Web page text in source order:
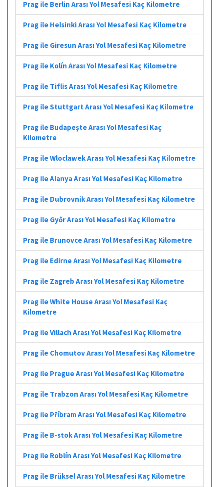
Prag ile Berlin Arası Yol Mesafesi Kaç Kilometre
Prag ile Helsinki Arası Yol Mesafesi Kaç Kilometre
Prag ile Giresun Arası Yol Mesafesi Kaç Kilometre
Prag ile Kolín Arası Yol Mesafesi Kaç Kilometre
Prag ile Tiflis Arası Yol Mesafesi Kaç Kilometre
Prag ile Stuttgart Arası Yol Mesafesi Kaç Kilometre
Prag ile Budapeşte Arası Yol Mesafesi Kaç
Kilometre
Prag ile Wloclawek Arası Yol Mesafesi Kaç Kilometre
Prag ile Alanya Arası Yol Mesafesi Kaç Kilometre
Prag ile Dubrovnik Arası Yol Mesafesi Kaç Kilometre
Prag ile Győr Arası Yol Mesafesi Kaç Kilometre
Prag ile Brunovce Arası Yol Mesafesi Kaç Kilometre
Prag ile Edirne Arası Yol Mesafesi Kaç Kilometre
Prag ile Zagreb Arası Yol Mesafesi Kaç Kilometre
Prag ile White House Arası Yol Mesafesi Kaç
Kilometre
Prag ile Villach Arası Yol Mesafesi Kaç Kilometre
Prag ile Chomutov Arası Yol Mesafesi Kaç Kilometre
Prag ile Prague Arası Yol Mesafesi Kaç Kilometre
Prag ile Trabzon Arası Yol Mesafesi Kaç Kilometre
Prag ile Příbram Arası Yol Mesafesi Kaç Kilometre
Prag ile B-stok Arası Yol Mesafesi Kaç Kilometre
Prag ile Roblín Arası Yol Mesafesi Kaç Kilometre
Prag ile Brüksel Arası Yol Mesafesi Kaç Kilometre